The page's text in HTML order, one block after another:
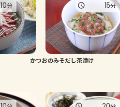
10分
かつおのみそだし茶漬け
15分